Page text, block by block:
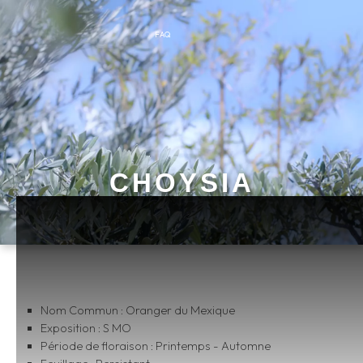
FAQ
CHOYSIA
Nom Commun : Oranger du Mexique
Exposition : S MO
Période de floraison : Printemps - Automne